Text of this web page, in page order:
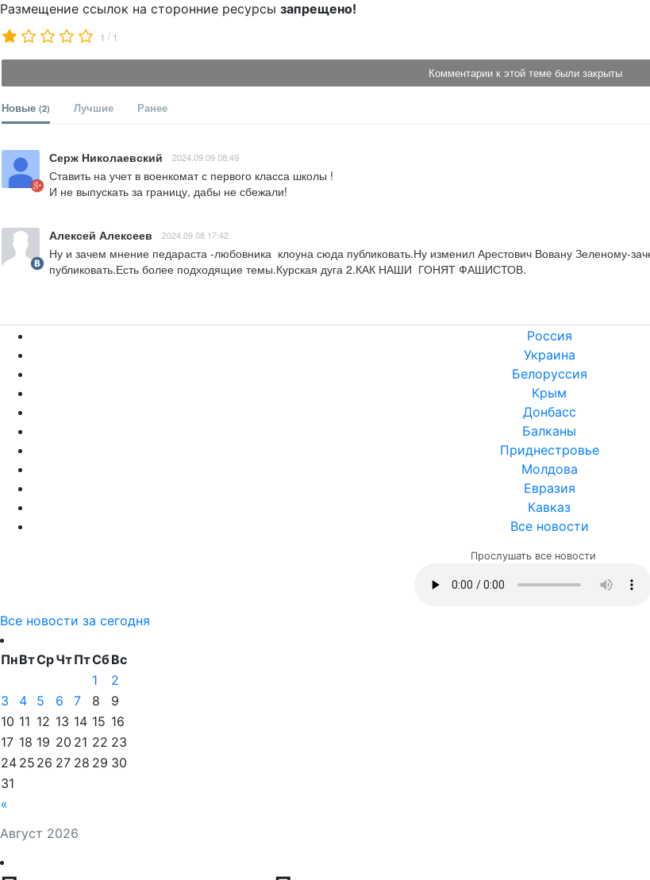
Размещение ссылок на сторонние ресурсы запрещено!
1 / 1
Комментарии к этой теме были закрыты
Новые (2) Лучшие Ранее
Серж Николаевский 2024.09.09 08:49
Ставить на учет в военкомат с первого класса школы !
И не выпускать за границу, дабы не сбежали!
Алексей Алексеев 2024.09.08 17:42
Ну и зачем мнение педараста -любовника  клоуна сюда публиковать.Ну изменил Арестович Вовану Зеленому-
публиковать.Есть более подходящие темы.Курская дуга 2.КАК НАШИ  ГОНЯТ ФАШИСТОВ.
Россия
Украина
Белоруссия
Крым
Донбасс
Балканы
Приднестровье
Молдова
Евразия
Кавказ
Все новости
Прослушать все новости
Все новости за сегодня
Август 2026
ПнВтСрЧтПтСбВс
«
1
2
3
4 5 6 7 8
9
10 11 12 13 14 15 16
17 18 19 20 21 22 23
24 25 26 27 28 29 30
31